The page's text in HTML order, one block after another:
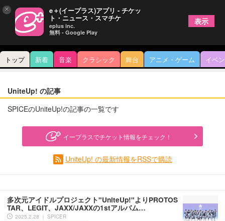
トップ 新着 音楽 クラシック 舞台 アニメ・ゲーム イベ
UniteUp! の記事
SPICEのUniteUp!の記事の一覧です
イープラスでチケット情報をチェック！
UniteUp! の最新情報をRSSで購読
多次元アイドルプロジェクト"UniteUp!"よりPROTOS
TAR、LEGIT、JAXX/JAXXの1stアルバム…
2025.2.28 ｜ SPICER
× e＋(イープラス)アプリ - チケッ
ト・ニュース・スマチケ
eplus inc.
無料 - Google Play
表示